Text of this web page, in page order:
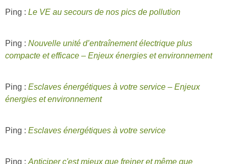
Ping : Le VE au secours de nos pics de pollution
Ping : Nouvelle unité d’entraînement électrique plus
compacte et efficace – Enjeux énergies et environnement
Ping : Esclaves énergétiques à votre service – Enjeux
énergies et environnement
Ping : Esclaves énergétiques à votre service
Ping : Anticiper c'est mieux que freiner et même que